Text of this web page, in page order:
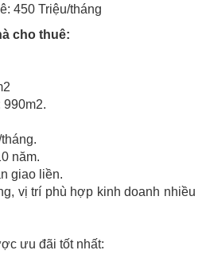
450 Triệu/tháng
cho thuê:
990m2.
năm.
giao liền.
vị trí phù hợp kinh doanh nhiều
ưu đãi tốt nhất: